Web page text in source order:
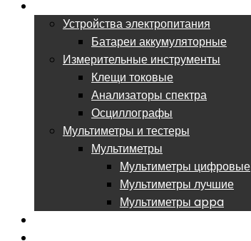
Устройства электропитания
Батареи аккумуляторные
Измерительные инструменты
Клещи токовые
Анализаторы спектра
Осциллографы
Мультиметры и тестеры
Мультиметры
Мультиметры цифровые
Мультиметры лучшие
Мультиметры appa